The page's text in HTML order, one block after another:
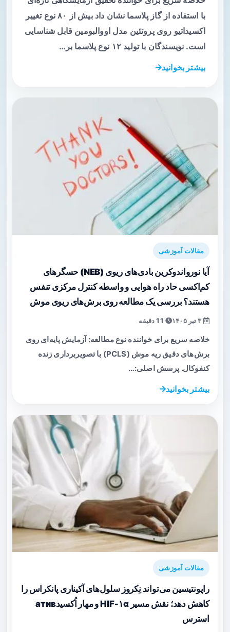
با استفاده از گاز پلاسما نشان داد بیش از ۸۰ نوع تغییر
اکسیداتیو روی پروتئین مدل اووالبومین قابل شناسایی
است. نویسندگان با تولید ۱۲ نوع پلاسما بر…
بیشتر بخوانید
مقالات آموزشی
آیا نورواندوکرین بادی‌های ریوی (NEB) حسگرهای
کم‌اکسی حاد راه هوایی و واسطه کنترل مرکزی تنفس
هستند؟ بررسی یک مطالعه روی برش‌های ریوی موش
خلاصه سریع برای خواننده نوع مطالعه: آزمایش پایه‌ای روی
برش‌های دقیق ریه موش (PCLS) با تصویربرداری زنده
کنفوکال. پرسش اصلی:…
بیشتر بخوانید
مقالات آموزشی
راپونتیسین می‌تواند نِکروز سلول‌های آکیناری پانکراس را
کاهش دهد؛ نقش مسیر HIF‑۱α و مهار اُکسیدатив
استرس